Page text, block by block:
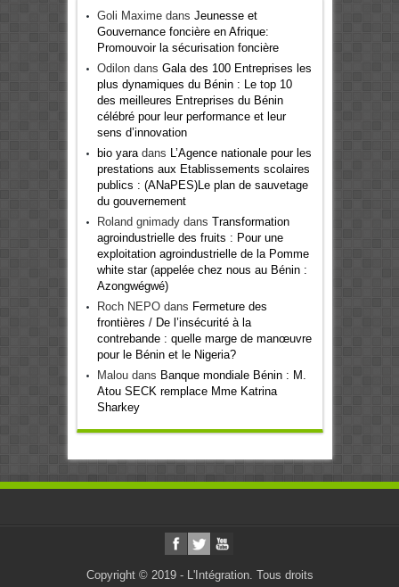
Goli Maximedans Jeunesse et
Gouvernance foncière en Afrique:
Promouvoir la sécurisation foncière
Odilondans Gala des 100 Entreprises les
plus dynamiques du Bénin : Le top 10
des meilleures Entreprises du Bénin
célébré pour leur performance et leur
sens d’innovation
bio yaradans L’Agence nationale pour les
prestations aux Etablissements scolaires
publics : (ANaPES)Le plan de sauvetage
du gouvernement
Roland gnimadydans Transformation
agroindustrielle des fruits : Pour une
exploitation agroindustrielle de la Pomme
white star (appelée chez nous au Bénin :
Azongwégwé)
Roch NEPOdans Fermeture des
frontières / De l’insécurité à la
contrebande : quelle marge de manœuvre
pour le Bénin et le Nigeria?
Maloudans Banque mondiale Bénin : M.
Atou SECK remplace Mme Katrina
Sharkey
Copyright © 2019 - L'Intégration. Tous droits